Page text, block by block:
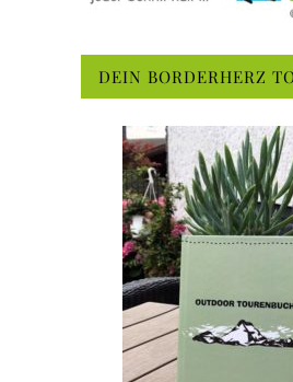
DEIN BORDERHERZ